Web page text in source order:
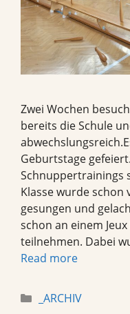
Zwei Wochen
bereits die Schule
Geburtstage
Schnuppertrainings
Klasse wurde schon
gesungen und
schon an einem
teilnehmen. Dabei
Read more
Categories
_ARCHIV